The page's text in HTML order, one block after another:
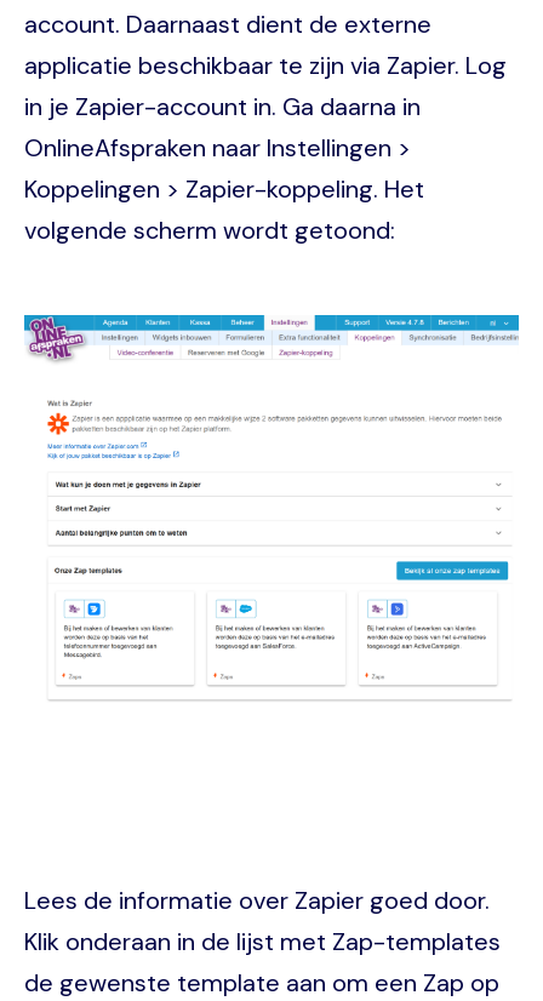
account. Daarnaast dient de externe
applicatie beschikbaar te zijn via Zapier. Log
in je Zapier-account in. Ga daarna in
OnlineAfspraken naar Instellingen >
Koppelingen > Zapier-koppeling. Het
volgende scherm wordt getoond:
Image
Lees de informatie over Zapier goed door.
Klik onderaan in de lijst met Zap-templates
de gewenste template aan om een Zap op